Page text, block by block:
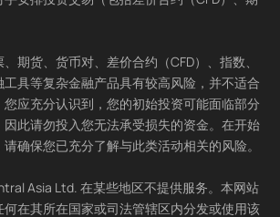
期货、货币对、差价合约（CFD）、指数、
具等复杂金融产品具有较高风险，并不适合
应充分认识到，您的初始投资可能面临部分
此请勿投入您无法承受损失的资金。在开始
确保您已充分了解与此类活动相关的风险。
Asia Ltd. 在某些地区不提供服务。本网站
在其所在国家或司法管辖区内分发或使用该